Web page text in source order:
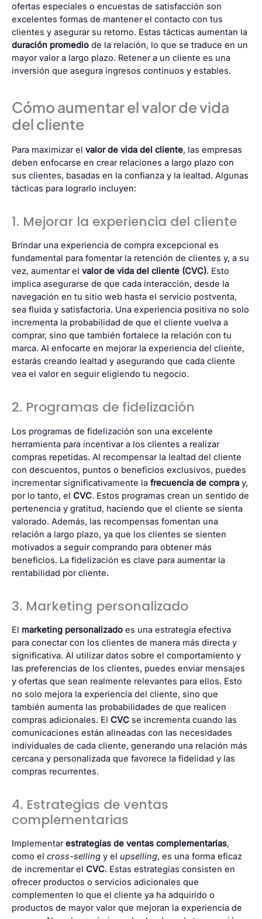
ofertas especiales o encuestas de satisfacción son
excelentes formas de mantener el contacto con tus
clientes y asegurar su retorno. Estas tácticas aumentan la
duración promedio de la relación, lo que se traduce en un
mayor valor a largo plazo. Retener a un cliente es una
inversión que asegura ingresos continuos y estables.
Cómo aumentar el valor de vida
del cliente
Para maximizar el valor de vida del cliente, las empresas
deben enfocarse en crear relaciones a largo plazo con
sus clientes, basadas en la confianza y la lealtad. Algunas
tácticas para lograrlo incluyen:
1. Mejorar la experiencia del cliente
Brindar una experiencia de compra excepcional es
fundamental para fomentar la retención de clientes y, a su
vez, aumentar el valor de vida del cliente (CVC). Esto
implica asegurarse de que cada interacción, desde la
navegación en tu sitio web hasta el servicio postventa,
sea fluida y satisfactoria. Una experiencia positiva no solo
incrementa la probabilidad de que el cliente vuelva a
comprar, sino que también fortalece la relación con tu
marca. Al enfocarte en mejorar la experiencia del cliente,
estarás creando lealtad y asegurando que cada cliente
vea el valor en seguir eligiendo tu negocio.
2. Programas de fidelización
Los programas de fidelización son una excelente
herramienta para incentivar a los clientes a realizar
compras repetidas. Al recompensar la lealtad del cliente
con descuentos, puntos o beneficios exclusivos, puedes
incrementar significativamente la frecuencia de compra y,
por lo tanto, el CVC. Estos programas crean un sentido de
pertenencia y gratitud, haciendo que el cliente se sienta
valorado. Además, las recompensas fomentan una
relación a largo plazo, ya que los clientes se sienten
motivados a seguir comprando para obtener más
beneficios. La fidelización es clave para aumentar la
rentabilidad por cliente.
3. Marketing personalizado
El marketing personalizado es una estrategia efectiva
para conectar con los clientes de manera más directa y
significativa. Al utilizar datos sobre el comportamiento y
las preferencias de los clientes, puedes enviar mensajes
y ofertas que sean realmente relevantes para ellos. Esto
no solo mejora la experiencia del cliente, sino que
también aumenta las probabilidades de que realicen
compras adicionales. El CVC se incrementa cuando las
comunicaciones están alineadas con las necesidades
individuales de cada cliente, generando una relación más
cercana y personalizada que favorece la fidelidad y las
compras recurrentes.
4. Estrategias de ventas
complementarias
Implementarestrategias de ventas complementarias,
como el cross-selling y el upselling, es una forma eficaz
de incrementar el CVC. Estas estrategias consisten en
ofrecer productos o servicios adicionales que
complementen lo que el cliente ya ha adquirido o
productos de mayor valor que mejoran la experiencia de